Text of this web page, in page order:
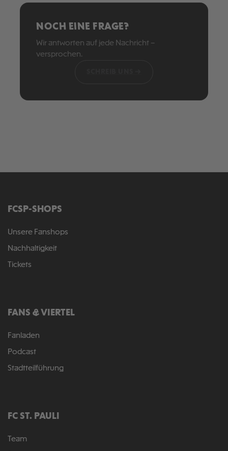
deine Sendung verloren ist. Bitte hab
NOCH EINE FRAGE?
Wir antworten auf jede Nachricht –
versprochen.
FCSP-SHOPS
Unsere Fanshops
Nachhaltigkeit
Tickets
FANS & VIERTEL
Fanladen
Podcast
Stadtteilführung
FC ST. PAULI
Team